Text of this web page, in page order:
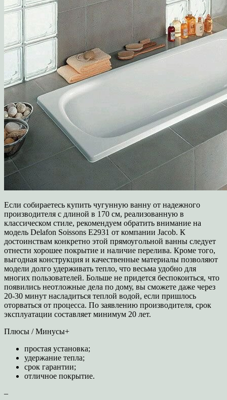
Если собираетесь купить чугунную ванну от надежного
производителя с длиной в 170 см, реализованную в
классическом стиле, рекомендуем обратить внимание на
модель Delafon Soissons E2931 от компании Jacob. К
достоинствам конкретно этой прямоугольной ванны следует
отнести хорошее покрытие и наличие перелива. Кроме того,
выгодная конструкция и качественные материалы позволяют
модели долго удерживать тепло, что весьма удобно для
многих пользователей. Больше не придется беспокоиться, что
появились неотложные дела по дому, вы сможете даже через
20-30 минут насладиться теплой водой, если пришлось
оторваться от процесса. По заявлению производителя, срок
эксплуатации составляет минимум 20 лет.
Плюсы / Минусы+
простая установка;
удержание тепла;
срок гарантии;
отличное покрытие.
–